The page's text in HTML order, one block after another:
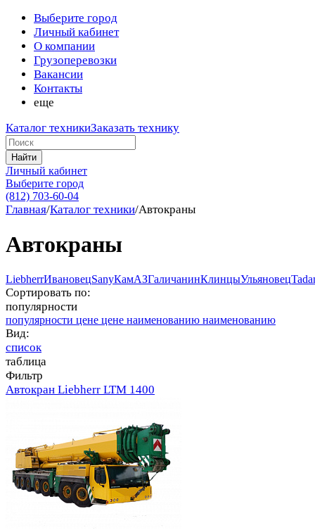
Выберите город
Личный кабинет
О компании
Грузоперевозки
Вакансии
Контакты
еще
Каталог техникиЗаказать технику
Найти
Личный кабинет
Выберите город
(812) 703-60-04
Главная/Каталог техники/Автокраны
Автокраны
LiebherrИвановецSanyКамАЗГаличанинКлинцыУльяновец
Сортировать по:
популярности
популярности цене цене наименованию наименованию
Вид:
список
таблица
Фильтр
Автокран Liebherr LTM 1400